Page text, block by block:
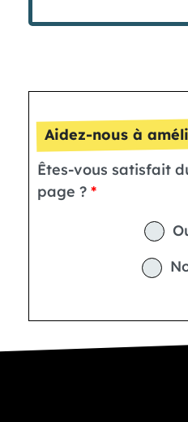
Aidez-nous à
Êtes-vous satisfait
page ?